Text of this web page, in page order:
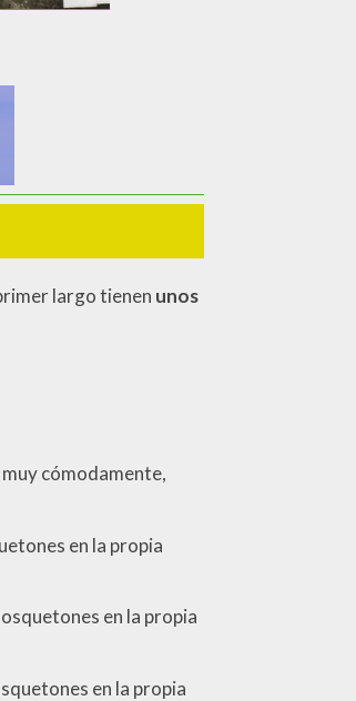
largo tienen unos
cómodamente,
en la propia
en la propia
en la propia